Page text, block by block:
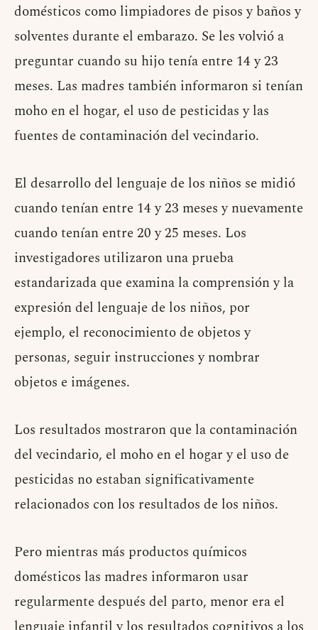
domésticos como limpiadores de pisos y baños y
solventes durante el embarazo. Se les volvió a
preguntar cuando su hijo tenía entre 14 y 23
meses. Las madres también informaron si tenían
moho en el hogar, el uso de pesticidas y las
fuentes de contaminación del vecindario.
El desarrollo del lenguaje de los niños se midió
cuando tenían entre 14 y 23 meses y nuevamente
cuando tenían entre 20 y 25 meses. Los
investigadores utilizaron una prueba
estandarizada que examina la comprensión y la
expresión del lenguaje de los niños, por
ejemplo, el reconocimiento de objetos y
personas, seguir instrucciones y nombrar
objetos e imágenes.
Los resultados mostraron que la contaminación
del vecindario, el moho en el hogar y el uso de
pesticidas no estaban significativamente
relacionados con los resultados de los niños.
Pero mientras más productos químicos
domésticos las madres informaron usar
regularmente después del parto, menor era el